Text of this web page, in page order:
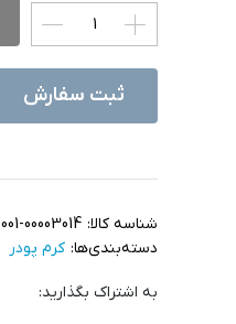
ثبت سفارش
شناسه کالا: 00003014
دسته‌بندی‌ها: کرم پودر
به اشتراک بگذارید: